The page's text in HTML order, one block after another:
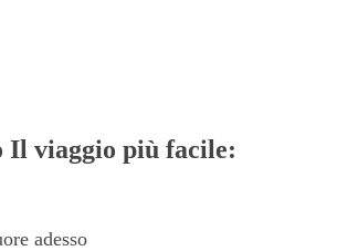
Il viaggio più facile:
adesso